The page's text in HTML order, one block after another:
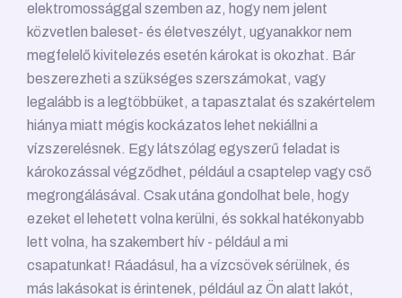
elektromossággal szemben az, hogy nem jelent
közvetlen baleset- és életveszélyt, ugyanakkor nem
megfelelő kivitelezés esetén károkat is okozhat. Bár
beszerezheti a szükséges szerszámokat, vagy
legalább is a legtöbbüket, a tapasztalat és szakértelem
hiánya miatt mégis kockázatos lehet nekiállni a
vízszerelésnek. Egy látszólag egyszerű feladat is
károkozással végződhet, például a csaptelep vagy cső
megrongálásával. Csak utána gondolhat bele, hogy
ezeket el lehetett volna kerülni, és sokkal hatékonyabb
lett volna, ha szakembert hív - például a mi
csapatunkat! Ráadásul, ha a vízcsövek sérülnek, és
más lakásokat is érintenek, például az Ön alatt lakót,